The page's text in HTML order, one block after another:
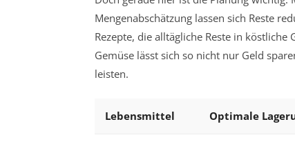
Mengenabschätzung lassen sich Reste
Rezepte, die alltägliche Reste in
Gemüse lässt sich so nicht nur Geld
leisten.
Lebensmittel Optimale